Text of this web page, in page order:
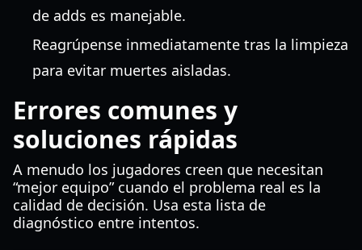
de adds es manejable.
Reagrúpense inmediatamente tras la limpieza
para evitar muertes aisladas.
Errores comunes y
soluciones rápidas
A menudo los jugadores creen que necesitan
“mejor equipo” cuando el problema real es la
calidad de decisión. Usa esta lista de
diagnóstico entre intentos.